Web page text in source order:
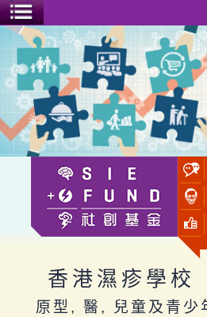
選單開關
香港濕疹學校
香港濕疹學校
原型, 醫, 兒童及青少